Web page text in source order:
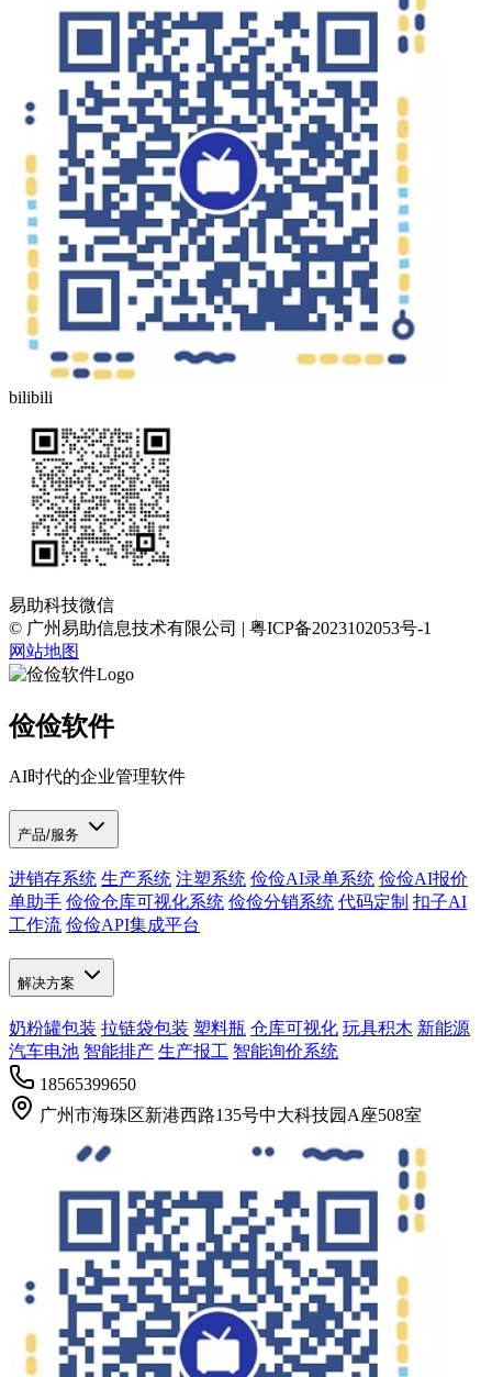
bilibili
易助科技微信
© 广州易助信息技术有限公司 | 粤ICP备2023102053号-1
网站地图
俭俭软件
AI时代的企业管理软件
产品/服务
进销存系统 生产系统 注塑系统 俭俭AI录单系统 俭俭AI报价
单助手 俭俭仓库可视化系统 俭俭分销系统 代码定制 扣子AI
工作流 俭俭API集成平台
解决方案
奶粉罐包装 拉链袋包装 塑料瓶 仓库可视化 玩具积木 新能源
汽车电池 智能排产 生产报工 智能询价系统
18565399650
广州市海珠区新港西路135号中大科技园A座508室